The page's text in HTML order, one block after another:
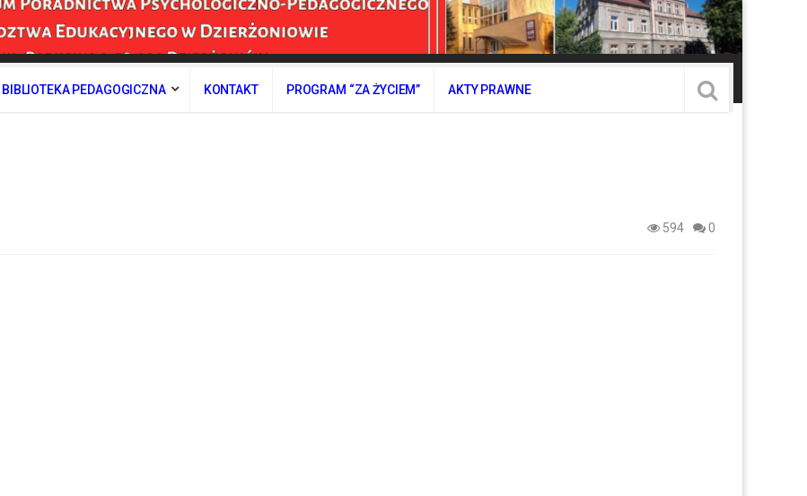
BIBLIOTEKA PEDAGOGICZNA KONTAKT PROGRAM “ZA ŻYCIEM” AKTY PRAWNE
594
0